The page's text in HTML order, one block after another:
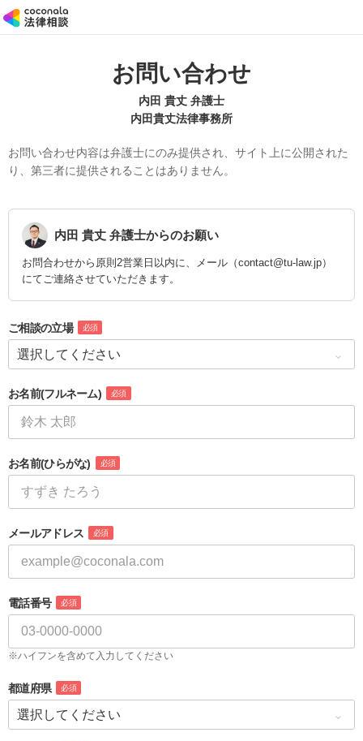
お問い合わせ
内田 貴丈 弁護士
内田貴丈法律事務所
お問い合わせ内容は弁護士にのみ提供され、サイト上に公開された
り、第三者に提供されることはありません。
内田 貴丈 弁護士からのお願い
お問合わせから原則2営業日以内に、メール（contact@tu-law.jp）
にてご連絡させていただきます。
ご相談の立場 必須
お名前(フルネーム) 必須
お名前(ひらがな) 必須
メールアドレス 必須
電話番号 必須
※ハイフンを含めて入力してください
都道府県 必須